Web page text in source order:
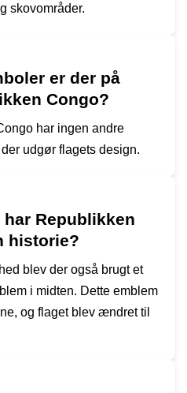
skovområder.
er der på
Congo?
har ingen andre
udgør flagets design.
Republikken
historie?
blev der også brugt et
i midten. Dette emblem
og flaget blev ændret til